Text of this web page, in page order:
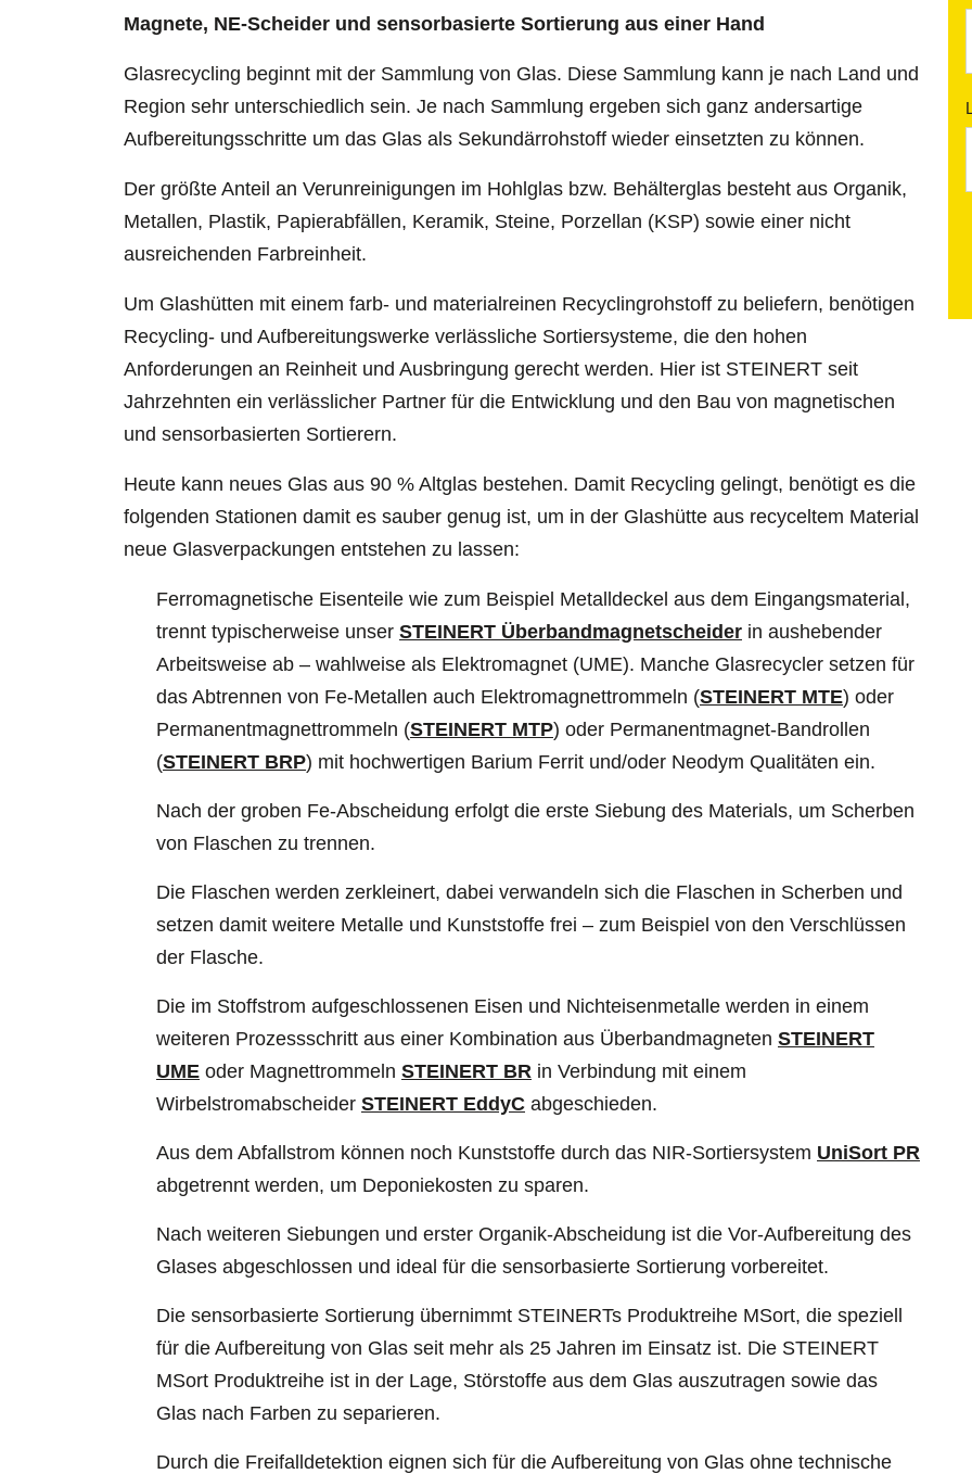
Magnete, NE-Scheider und sensorbasierte Sortierung aus einer Hand
Glasrecycling beginnt mit der Sammlung von Glas. Diese Sammlung kann je nach Land und
Region sehr unterschiedlich sein. Je nach Sammlung ergeben sich ganz andersartige
Aufbereitungsschritte um das Glas als Sekundärrohstoff wieder einsetzten zu können.
Der größte Anteil an Verunreinigungen im Hohlglas bzw. Behälterglas besteht aus Organik,
Metallen, Plastik, Papierabfällen, Keramik, Steine, Porzellan (KSP) sowie einer nicht
ausreichenden Farbreinheit.
Um Glashütten mit einem farb- und materialreinen Recyclingrohstoff zu beliefern, benötigen
Recycling- und Aufbereitungswerke verlässliche Sortiersysteme, die den hohen
Anforderungen an Reinheit und Ausbringung gerecht werden. Hier ist STEINERT seit
Jahrzehnten ein verlässlicher Partner für die Entwicklung und den Bau von magnetischen
und sensorbasierten Sortierern.
Heute kann neues Glas aus 90 % Altglas bestehen. Damit Recycling gelingt, benötigt es die
folgenden Stationen damit es sauber genug ist, um in der Glashütte aus recyceltem Material
neue Glasverpackungen entstehen zu lassen:
Ferromagnetische Eisenteile wie zum Beispiel Metalldeckel aus dem Eingangsmaterial,
trennt typischerweise unser STEINERT Überbandmagnetscheider in aushebender
Arbeitsweise ab – wahlweise als Elektromagnet (UME). Manche Glasrecycler setzen für
das Abtrennen von Fe-Metallen auch Elektromagnettrommeln (STEINERT MTE) oder
Permanentmagnettrommeln (STEINERT MTP) oder Permanentmagnet-Bandrollen
(STEINERT BRP) mit hochwertigen Barium Ferrit und/oder Neodym Qualitäten ein.
Nach der groben Fe-Abscheidung erfolgt die erste Siebung des Materials, um Scherben
von Flaschen zu trennen.
Die Flaschen werden zerkleinert, dabei verwandeln sich die Flaschen in Scherben und
setzen damit weitere Metalle und Kunststoffe frei – zum Beispiel von den Verschlüssen
der Flasche.
Die im Stoffstrom aufgeschlossenen Eisen und Nichteisenmetalle werden in einem
weiteren Prozessschritt aus einer Kombination aus Überbandmagneten STEINERT
UME oder Magnettrommeln STEINERT BR in Verbindung mit einem
Wirbelstromabscheider STEINERT EddyC abgeschieden.
Aus dem Abfallstrom können noch Kunststoffe durch das NIR-Sortiersystem UniSort PR
abgetrennt werden, um Deponiekosten zu sparen.
Nach weiteren Siebungen und erster Organik-Abscheidung ist die Vor-Aufbereitung des
Glases abgeschlossen und ideal für die sensorbasierte Sortierung vorbereitet.
Die sensorbasierte Sortierung übernimmt STEINERTs Produktreihe MSort, die speziell
für die Aufbereitung von Glas seit mehr als 25 Jahren im Einsatz ist. Die STEINERT
MSort Produktreihe ist in der Lage, Störstoffe aus dem Glas auszutragen sowie das
Glas nach Farben zu separieren.
Durch die Freifalldetektion eignen sich für die Aufbereitung von Glas ohne technische